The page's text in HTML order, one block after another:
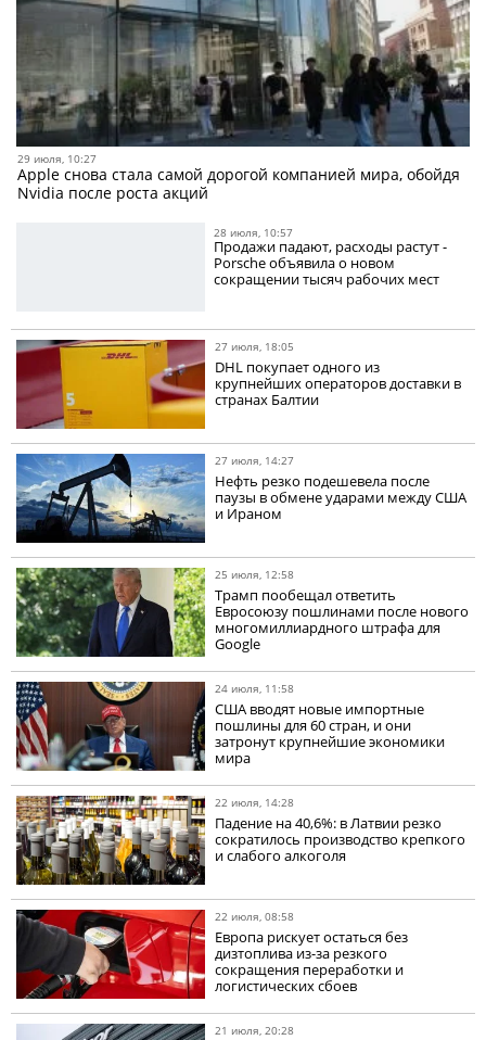
29 июля, 10:27
Apple снова стала самой дорогой компанией мира, обойдя
Nvidia после роста акций
28 июля, 10:57
Продажи падают, расходы растут -
Porsche объявила о новом
сокращении тысяч рабочих мест
27 июля, 18:05
DHL покупает одного из
крупнейших операторов доставки в
странах Балтии
27 июля, 14:27
Нефть резко подешевела после
паузы в обмене ударами между США
и Ираном
25 июля, 12:58
Трамп пообещал ответить
Евросоюзу пошлинами после нового
многомиллиардного штрафа для
Google
24 июля, 11:58
США вводят новые импортные
пошлины для 60 стран, и они
затронут крупнейшие экономики
мира
22 июля, 14:28
Падение на 40,6%: в Латвии резко
сократилось производство крепкого
и слабого алкоголя
22 июля, 08:58
Европа рискует остаться без
дизтоплива из-за резкого
сокращения переработки и
логистических сбоев
21 июля, 20:28